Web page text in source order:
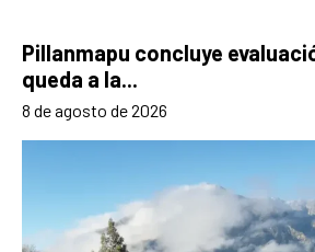
Pillanmapu concluye
queda a la...
8 de agosto de 2026